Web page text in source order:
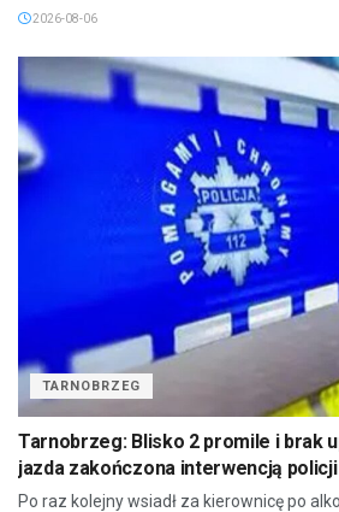
2026-08-06
TARNOBRZEG
Tarnobrzeg: Blisko 2 promile i brak
jazda zakończona interwencją policji
Po raz kolejny wsiadł za kierownicę po